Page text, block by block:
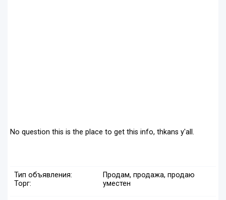
No question this is the place to get this info, thkans y'all.
Тип объявления:
Продам, продажа, продаю
Торг:
уместен